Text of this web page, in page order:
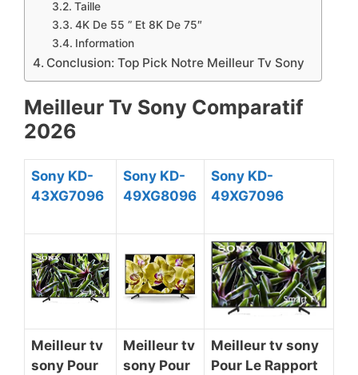
Taille
4K De 55 ” Et 8K De 75″
Information
Conclusion: Top Pick Notre Meilleur Tv Sony
Meilleur Tv Sony Comparatif ​
2026
Sony KD-
43XG7096
Sony KD-
49XG8096
Sony KD-
49XG7096
Meilleur tv
sony Pour
Meilleur tv
sony Pour
Meilleur tv sony
Pour Le Rapport